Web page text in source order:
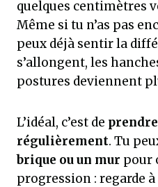
quelques centimètres
Même si tu n’as pas
peux déjà sentir la
s’allongent, les
postures deviennent
L’idéal, c’est de
régulièrement. Tu
brique ou un mur pour
progression : regarde